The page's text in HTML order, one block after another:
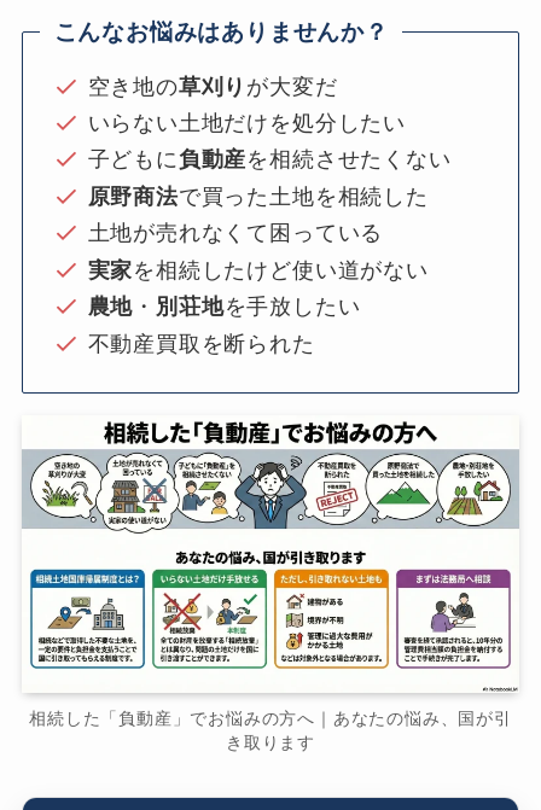
こんなお悩みはありませんか？
空き地の草刈り が大変だ
いらない土地だけを処分したい
子どもに負動産を相続させたくない
原野商法で買った土地を相続した
土地が売れなくて困っている
実家を相続したけど使い道がない
農地 ・ 別荘地を手放したい
不動産買取を断られた
相続した「負動産」でお悩みの方へ｜あなたの悩み、国が引
き取ります